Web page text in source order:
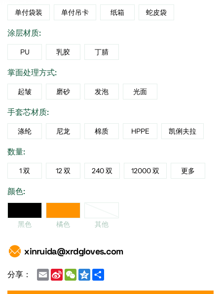
单付袋装 单付吊卡 纸箱 蛇皮袋
涂层材质:
PU 乳胶 丁腈
掌面处理方式:
起皱 磨砂 发泡 光面
手套芯材质:
涤纶 尼龙 棉质 HPPE 凯俐夫拉
数量:
1 双 12 双 240 双 12000 双 更多
颜色:
黑色 橘色 其他
xinruida@xrdgloves.com
分享： EmailSina
Weibo
WeChat
Qzone